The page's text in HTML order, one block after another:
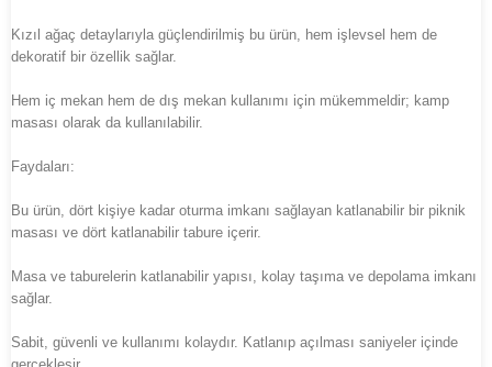
Kızıl ağaç detaylarıyla güçlendirilmiş bu ürün, hem işlevsel hem de
dekoratif bir özellik sağlar.
Hem iç mekan hem de dış mekan kullanımı için mükemmeldir; kamp
masası olarak da kullanılabilir.
Faydaları:
Bu ürün, dört kişiye kadar oturma imkanı sağlayan katlanabilir bir piknik
masası ve dört katlanabilir tabure içerir.
Masa ve taburelerin katlanabilir yapısı, kolay taşıma ve depolama imkanı
sağlar.
Sabit, güvenli ve kullanımı kolaydır. Katlanıp açılması saniyeler içinde